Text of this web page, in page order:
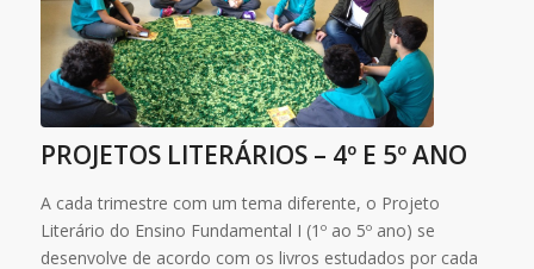
PROJETOS LITERÁRIOS – 4º E 5º ANO
A cada trimestre com um tema diferente, o Projeto
Literário do Ensino Fundamental I (1º ao 5º ano) se
desenvolve de acordo com os livros estudados por cada